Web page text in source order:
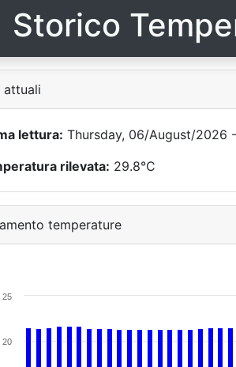
Storico
attuali
lettura: Thursday, 06/August/2026
rilevata: 29.8°C
temperature
20
25